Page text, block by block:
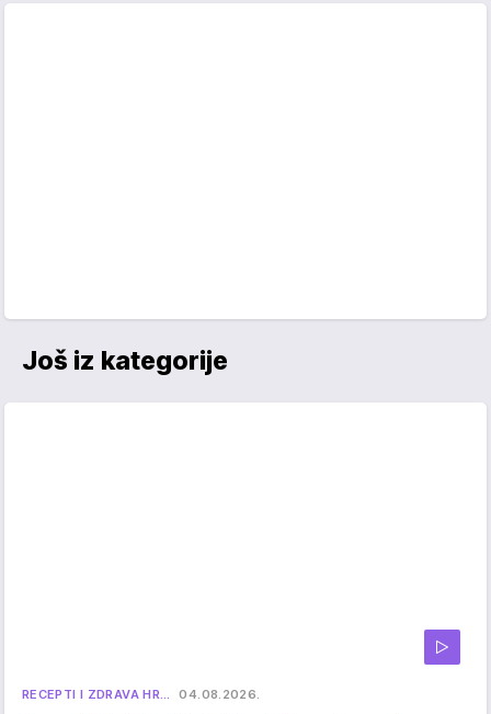
Još iz kategorije
RECEPTI I ZDRAVA HR… 04.08.2026.